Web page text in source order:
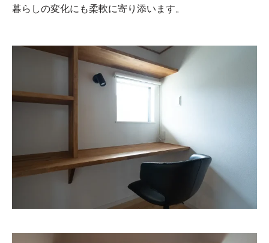
暮らしの変化にも柔軟に寄り添います。